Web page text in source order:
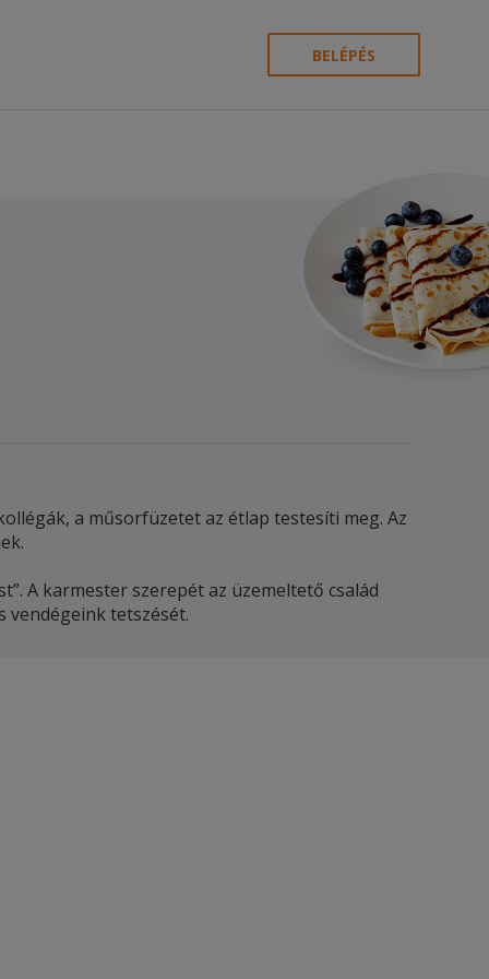
BELÉPÉS
a műsorfüzetet az étlap testesíti meg. Az
A karmester szerepét az üzemeltető család
vendégeink tetszését.